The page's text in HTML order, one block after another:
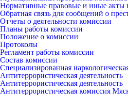
Нормативные правовые и иные акты
Обратная связь для сообщений о
Отчеты о деятельности комиссии
Планы работы комиссии
Положение о комиссии
Протоколы
Регламент работы комиссии
Состав комиссии
Специализированная
Антитеррористическая деятельность
Антитеррористическая деятельность
Антитеррористическая комиссия